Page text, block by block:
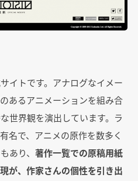
イトです。アナログなイメー
あるアニメーションを組み合
世界観を演出しています。ラ
名で、アニメの原作を数多く
あり、 著作一覧での原稿用紙
が、作家さんの個性を引き出